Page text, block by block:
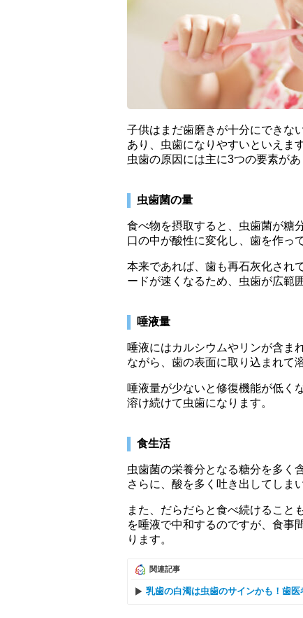
子供はまだ歯磨きが十分にできな
あり、虫歯になりやすいといえま
虫歯の原因には主に3つの要素があ
虫歯菌の量
食べ物を摂取すると、虫歯菌が糖
口の中が酸性に変化し、歯を作っ
本来であれば、歯も再石灰化され
ードが速くなるため、虫歯が広範
唾液量
唾液にはカルシウムやリンが含ま
ながら、歯の表面に取り込まれて
唾液量が少ないと修復機能が低く
溶け続けて虫歯になります。
食生活
虫歯菌の栄養分となる糖分を多く
さらに、酸を多く吐き出してしま
また、だらだらと食べ続けること
を唾液で中和するのですが、食事
ります。
関連記事
乳歯の白濁は虫歯のサインかも！歯医